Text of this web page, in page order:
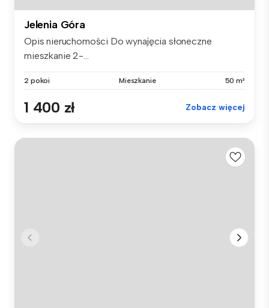
Jelenia Góra
Opis nieruchomości Do wynajęcia słoneczne
mieszkanie 2-...
2 pokoi Mieszkanie 50 m²
1 400 zł Zobacz więcej